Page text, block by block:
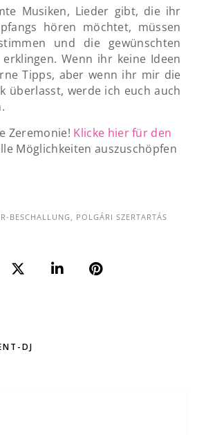
Musiken, Lieder gibt, die ihr
hören möchtet, müssen
und die gewünschten
Wenn ihr keine Ideen
Tipps, aber wenn ihr mir die
überlasst, werde ich euch auch
Zeremonie! Klicke hier für den
Möglichkeiten auszuschöpfen
BESCHALLUNG POLGÁRI SZERTARTÁS
DJ